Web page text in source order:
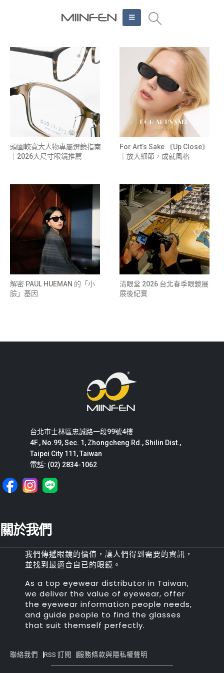
頭圍較寬大人物專屬選鏡指南
｜2026大尺寸眼鏡推薦
For Art’s Sake 《Up Close》
｜放大細節，成就風格
解密 PAUL HUEMAN 的「小
臉」基因
清眼堂 2026 台北春季眼鏡展
展後紀實
台北市士林區忠誠路一段99號4樓
4F., No.99, Sec. 1, Zhongcheng Rd., Shilin Dist.,
Taipei City 111, Taiwan
電話: (02) 2834-1062
關於我們
我們傳遞眼鏡的價值，讓人們得到需要的資訊，
並找到最適合自已的眼鏡。
As a top eyewear distributor in Taiwan,
we deliver the value of eyewear, offer
the eyewear information people needs,
and guide people to find the glasses
that suit themself perfectly.
聯絡我們 RSS 訂閱 服務條款與隱私權聲明